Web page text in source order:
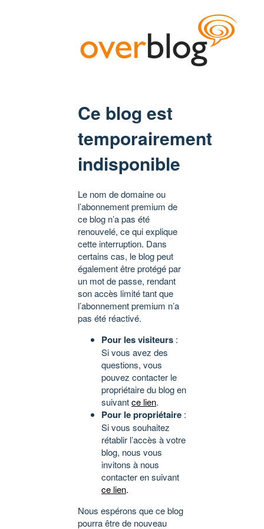
Ce blog est
temporairement
indisponible
Le nom de domaine ou
l’abonnement premium de
ce blog n’a pas été
renouvelé, ce qui explique
cette interruption. Dans
certains cas, le blog peut
également être protégé par
un mot de passe, rendant
son accès limité tant que
l’abonnement premium n’a
pas été réactivé.
Pour les visiteurs :
Si vous avez des
questions, vous
pouvez contacter le
propriétaire du blog en
suivantce lien.
Pour le propriétaire :
Si vous souhaitez
rétablir l’accès à votre
blog, nous vous
invitons à nous
contacter en suivant
ce lien.
Nous espérons que ce blog
pourra être de nouveau